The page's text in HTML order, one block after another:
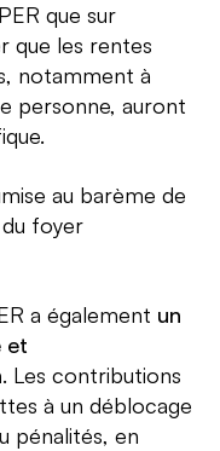
que sur
que les rentes
notamment à
personne, auront
au barème de
foyer
a également un
et
. Les contributions
à un déblocage
pénalités, en